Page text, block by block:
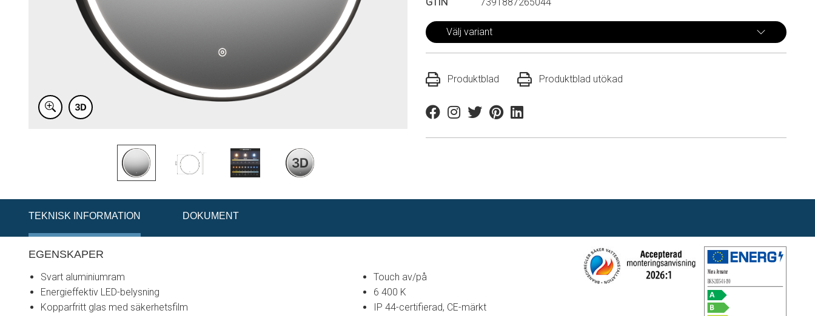
Välj variant
Produktblad Produktblad utökad
FacebookInstagram
TwitterPinterestLinkedin
TEKNISK INFORMATION DOKUMENT
EGENSKAPER
Svart aluminiumram
Energieffektiv LED-belysning
Kopparfritt glas med säkerhetsfilm
Touch av/på
6 400 K
IP 44-certifierad, CE-märkt